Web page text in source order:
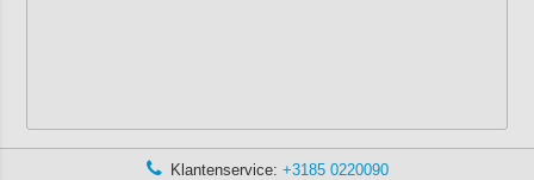
Klantenservice: +3185 0220090